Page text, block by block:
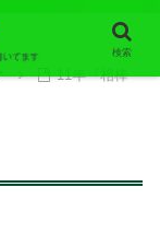
11年『相棒
検索